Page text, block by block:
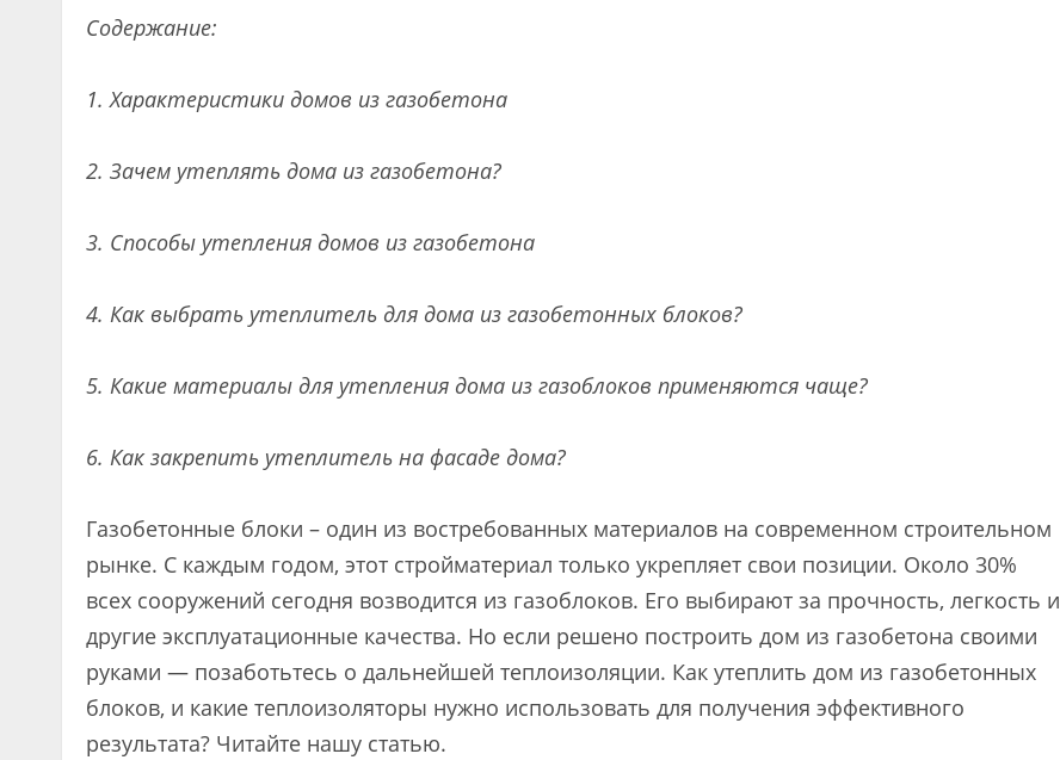
Содержание:
1. Характеристики домов из газобетона
2. Зачем утеплять дома из газобетона?
3. Способы утепления домов из газобетона
4. Как выбрать утеплитель для дома из газобетонных блоков?
5. Какие материалы для утепления дома из газоблоков применяются чаще?
6. Как закрепить утеплитель на фасаде дома?
Газобетонные блоки – один из востребованных материалов на современном строительном
рынке. С каждым годом, этот стройматериал только укрепляет свои позиции. Около 30%
всех сооружений сегодня возводится из газоблоков. Его выбирают за прочность, легкость и
другие эксплуатационные качества. Но если решено построить дом из газобетона своими
руками — позаботьтесь о дальнейшей теплоизоляции. Как утеплить дом из газобетонных
блоков, и какие теплоизоляторы нужно использовать для получения эффективного
результата? Читайте нашу статью.